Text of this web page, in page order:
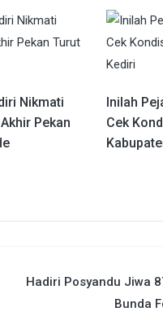
Nikmati
Pekan
Inilah
Cek
Hadiri Posyandu Jiwa
Bunda